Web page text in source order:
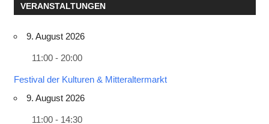
VERANSTALTUNGEN
9. August 2026
11:00 - 20:00
Festival der Kulturen & Mitteraltermarkt
9. August 2026
11:00 - 14:30